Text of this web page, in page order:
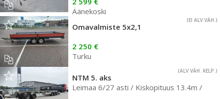
Äänekoski
(EI ALV VÄH.)
Omavalmiste 5x2,1
2 250 €
Turku
(ALV VÄH. KELP.)
NTM 5. aks
Leimaa 6/27 asti / Kiskopituus 13.4m /